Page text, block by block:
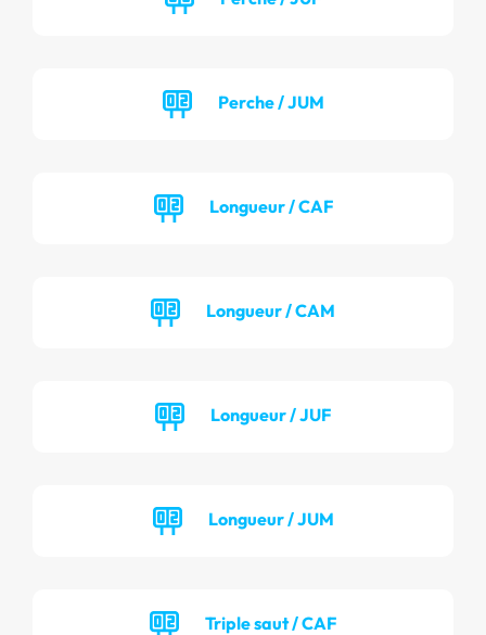
Perche / JUM
Longueur / CAF
Longueur / CAM
Longueur / JUF
Longueur / JUM
Triple saut / CAF